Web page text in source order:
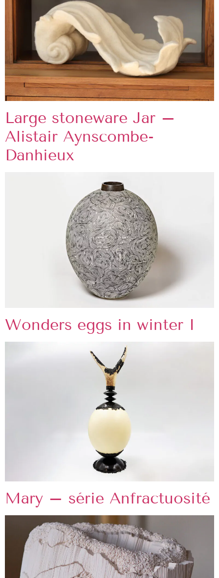
Large stoneware Jar –
Alistair Aynscombe-
Danhieux
Wonders eggs in winter I
Mary – série Anfractuosité